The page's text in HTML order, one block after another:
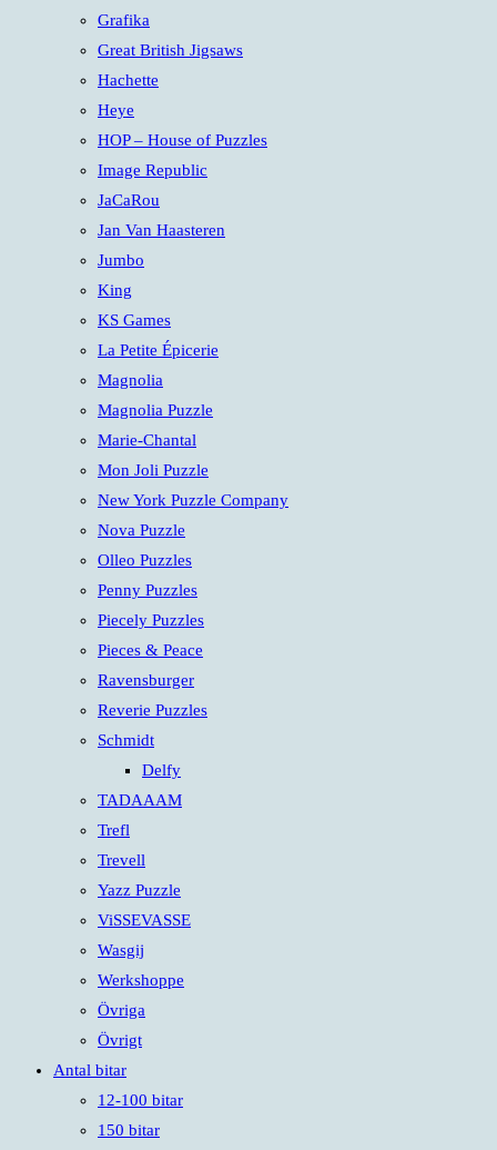
Grafika
Great British Jigsaws
Hachette
Heye
HOP – House of Puzzles
Image Republic
JaCaRou
Jan Van Haasteren
Jumbo
King
KS Games
La Petite Épicerie
Magnolia
Magnolia Puzzle
Marie-Chantal
Mon Joli Puzzle
New York Puzzle Company
Nova Puzzle
Olleo Puzzles
Penny Puzzles
Piecely Puzzles
Pieces & Peace
Ravensburger
Reverie Puzzles
Schmidt
Delfy
TADAAAM
Trefl
Trevell
Yazz Puzzle
ViSSEVASSE
Wasgij
Werkshoppe
Övriga
Övrigt
Antal bitar
12-100 bitar
150 bitar